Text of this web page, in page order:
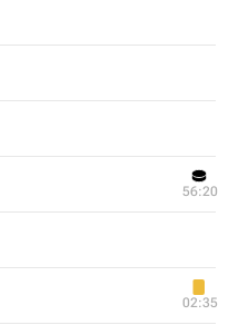
56:20
02:35